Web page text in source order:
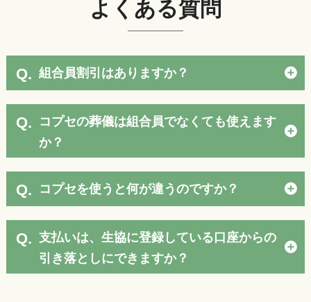
よくある質問
Q. 組合員割引はありますか？
Q.
コプセの葬儀は組合員でなくても使えます
か？
Q. コプセを使うと何が違うのですか？
Q. 支払いは、生協に登録している口座からの
引き落としにできますか？